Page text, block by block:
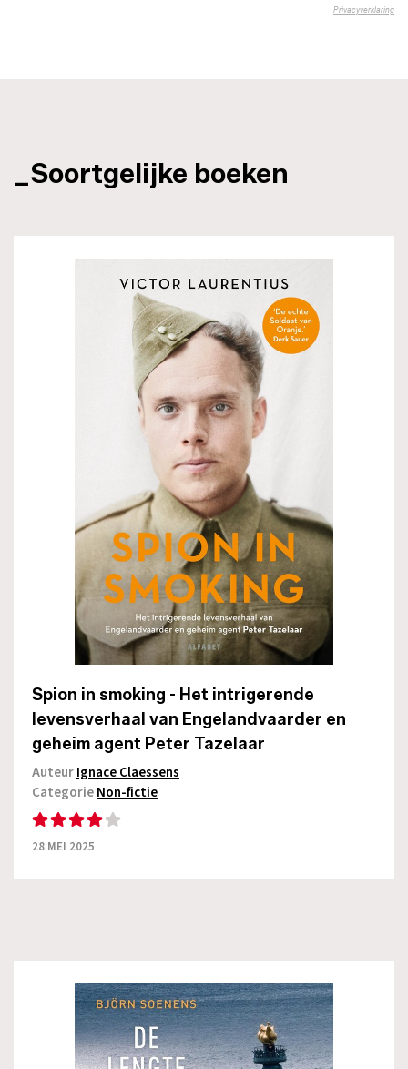
_Soortgelijke boeken
Spion in smoking - Het intrigerende
levensverhaal van Engelandvaarder en
geheim agent Peter Tazelaar
AuteurIgnace Claessens
CategorieNon-fictie
28 MEI 2025